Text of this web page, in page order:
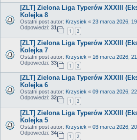
[ZLT] Zielona Liga Typerów XXXIII
Kolejka 8
Ostatni post autor: Krzysiek « 23 marca 2026,
Odpowiedzi: 31
1 2
[ZLT] Zielona Liga Typerów XXXIII
Kolejka 7
Ostatni post autor: Krzysiek « 16 marca 2026,
Odpowiedzi: 33
1 2
[ZLT] Zielona Liga Typerów XXXIII
Kolejka 6
Ostatni post autor: Krzysiek « 09 marca 2026,
Odpowiedzi: 32
1 2
[ZLT] Zielona Liga Typerów XXXIII
Kolejka 5
Ostatni post autor: Krzysiek « 03 marca 2026,
Odpowiedzi: 34
1 2